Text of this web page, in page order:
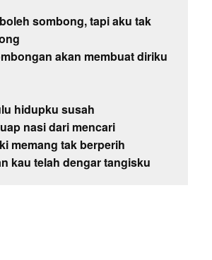
sombong, tapi aku tak
akan membuat diriku
hidupku susah
nasi dari mencari
memang tak berperih
kau telah dengar tangisku